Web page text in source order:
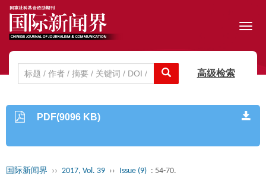
高级检索
PDF(9096 KB)
国际新闻界 ›› 2017, Vol. 39 ›› Issue (9) : 54-70.